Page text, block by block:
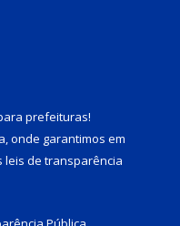
prefeituras!
onde garantimos em
leis de transparência